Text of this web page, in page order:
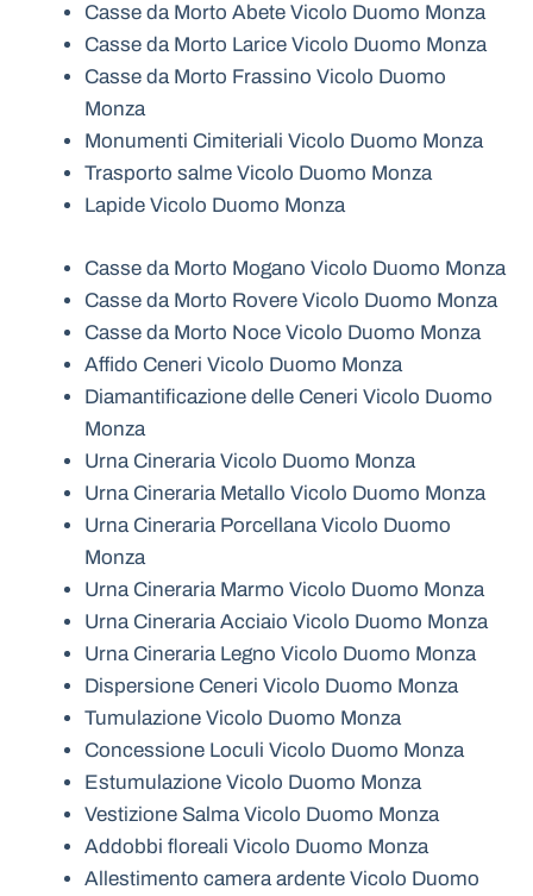
Casse da Morto Abete Vicolo Duomo Monza
Casse da Morto Larice Vicolo Duomo Monza
Casse da Morto Frassino Vicolo Duomo
Monza
Monumenti Cimiteriali Vicolo Duomo Monza
Trasporto salme Vicolo Duomo Monza
Lapide Vicolo Duomo Monza
Casse da Morto Mogano Vicolo Duomo Monza
Casse da Morto Rovere Vicolo Duomo Monza
Casse da Morto Noce Vicolo Duomo Monza
Affido Ceneri Vicolo Duomo Monza
Diamantificazione delle Ceneri Vicolo Duomo
Monza
Urna Cineraria Vicolo Duomo Monza
Urna Cineraria Metallo Vicolo Duomo Monza
Urna Cineraria Porcellana Vicolo Duomo
Monza
Urna Cineraria Marmo Vicolo Duomo Monza
Urna Cineraria Acciaio Vicolo Duomo Monza
Urna Cineraria Legno Vicolo Duomo Monza
Dispersione Ceneri Vicolo Duomo Monza
Tumulazione Vicolo Duomo Monza
Concessione Loculi Vicolo Duomo Monza
Estumulazione Vicolo Duomo Monza
Vestizione Salma Vicolo Duomo Monza
Addobbi floreali Vicolo Duomo Monza
Allestimento camera ardente Vicolo Duomo